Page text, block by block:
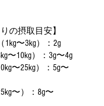
の摂取目安】
1kg〜3kg）：2g
〜10kg）：3g〜4g
〜25kg）：5g〜
〜）：8g〜